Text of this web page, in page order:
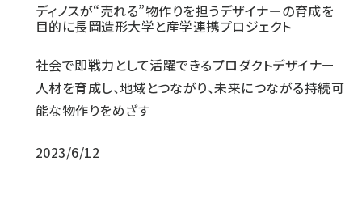
ディノスが“売れる”物作りを担うデザイナーの育成を
目的に長岡造形大学と産学連携プロジェクト
社会で即戦力として活躍できるプロダクトデザイナー
人材を育成し、地域とつながり、未来につながる持続可
能な物作りをめざす
2023/6/12